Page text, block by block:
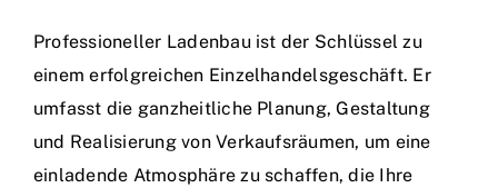
Professioneller Ladenbau ist der Schlüssel zu
einem erfolgreichen Einzelhandelsgeschäft. Er
umfasst die ganzheitliche Planung, Gestaltung
und Realisierung von Verkaufsräumen, um eine
einladende Atmosphäre zu schaffen, die Ihre